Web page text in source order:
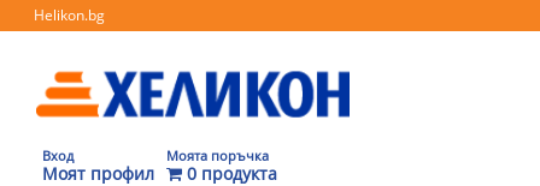
Helikon.bg
Вход
Моят профил
Моята поръчка
0 продукта